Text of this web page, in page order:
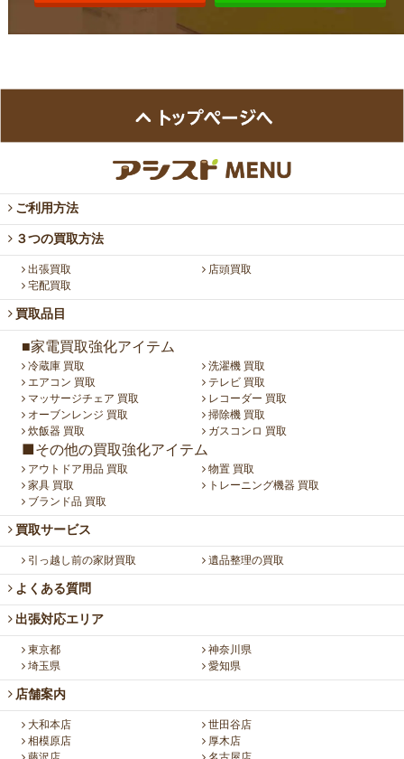
ご利用方法
３つの買取方法
出張買取
店頭買取
宅配買取
買取品目
■家電買取強化アイテム
冷蔵庫 買取
洗濯機 買取
エアコン 買取
テレビ 買取
マッサージチェア 買取
レコーダー 買取
オーブンレンジ 買取
掃除機 買取
炊飯器 買取
ガスコンロ 買取
■その他の買取強化アイテム
アウトドア用品 買取
物置 買取
家具 買取
トレーニング機器 買取
ブランド品 買取
買取サービス
引っ越し前の家財買取 遺品整理の買取
よくある質問
出張対応エリア
東京都
神奈川県
埼玉県
愛知県
店舗案内
大和本店
世田谷店
相模原店
厚木店